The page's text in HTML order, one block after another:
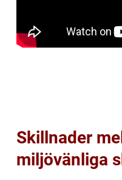
Skillnader
miljövänliga